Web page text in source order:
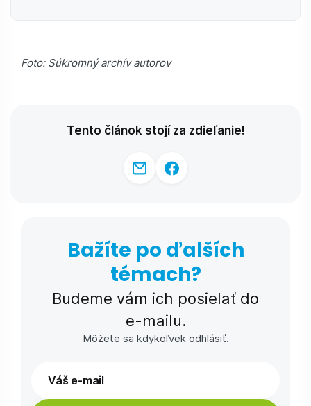
Foto: Súkromný archív autorov
Tento článok stojí za zdieľanie!
Bažíte po ďalších
témach?
Budeme vám ich posielať do
e-⁠mailu.
Môžete sa kdykoľvek odhlásiť.